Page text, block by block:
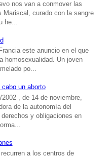
nos van a conmover las
Mariscal, curado con la sangre
he...
este anuncio en el que
homosexualidad. Un joven
po...
un aborto
, de 14 de noviembre,
de la autonomía del
y obligaciones en
a los centros de